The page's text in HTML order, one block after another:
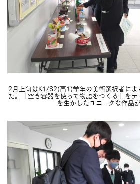
2月上旬はK1/S2(高1)学年の美術選択者によ
た。「空き容器を使って物語をつくる」を
を生かしたユニークな作品